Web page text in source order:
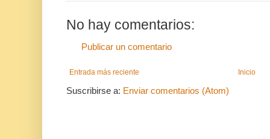
No hay comentarios:
Publicar un comentario
Entrada más reciente Inicio
Suscribirse a: Enviar comentarios (Atom)